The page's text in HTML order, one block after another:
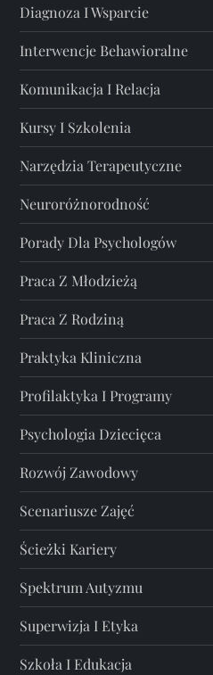
Diagnoza I Wsparcie
Interwencje Behawioralne
Komunikacja I Relacja
Kursy I Szkolenia
Narzędzia Terapeutyczne
Neuroróżnorodność
Porady Dla Psychologów
Praca Z Młodzieżą
Praca Z Rodziną
Praktyka Kliniczna
Profilaktyka I Programy
Psychologia Dziecięca
Rozwój Zawodowy
Scenariusze Zajęć
Ścieżki Kariery
Spektrum Autyzmu
Superwizja I Etyka
Szkoła I Edukacja